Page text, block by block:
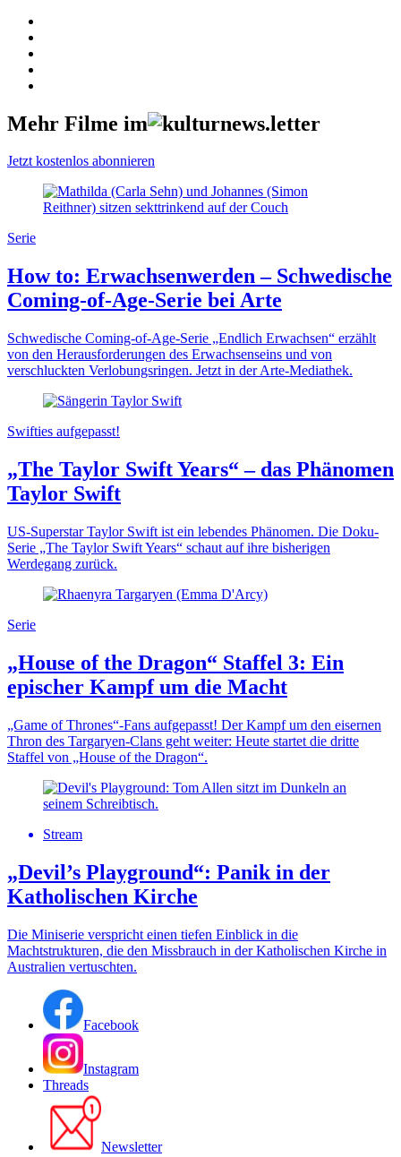
Mehr Filme im
Jetzt kostenlos abonnieren
Serie
How to: Erwachsenwerden – Schwedische
Coming-of-Age-Serie bei Arte
Schwedische Coming-of-Age-Serie „Endlich Erwachsen“ erzählt
von den Herausforderungen des Erwachsenseins und von
verschluckten Verlobungsringen. Jetzt in der Arte-Mediathek.
Swifties aufgepasst!
„The Taylor Swift Years“ – das Phänomen
Taylor Swift
US-Superstar Taylor Swift ist ein lebendes Phänomen. Die Doku-
Serie „The Taylor Swift Years“ schaut auf ihre bisherigen
Werdegang zurück.
Serie
„House of the Dragon“ Staffel 3: Ein
epischer Kampf um die Macht
„Game of Thrones“-Fans aufgepasst! Der Kampf um den eisernen
Thron des Targaryen-Clans geht weiter: Heute startet die dritte
Staffel von „House of the Dragon“.
Stream
„Devil’s Playground“: Panik in der
Katholischen Kirche
Die Miniserie verspricht einen tiefen Einblick in die
Machtstrukturen, die den Missbrauch in der Katholischen Kirche in
Australien vertuschten.
Facebook
Instagram
Threads
Newsletter